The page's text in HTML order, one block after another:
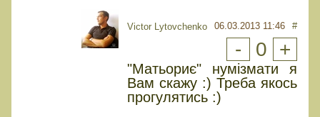
Victor Lytovchenko 06.03.2013 11:46 #
- 0 +
"Матьориє" нумізмати я
Вам скажу :) Треба якось
прогулятись :)